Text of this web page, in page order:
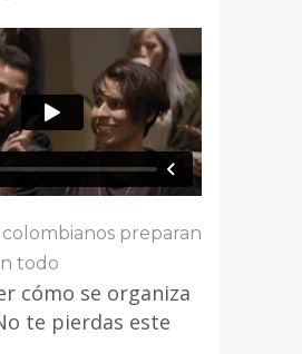
colombianos preparan
todo
cómo se organiza
te pierdas este